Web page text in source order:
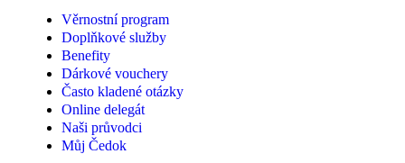
Věrnostní program
Doplňkové služby
Benefity
Dárkové vouchery
Často kladené otázky
Online delegát
Naši průvodci
Můj Čedok